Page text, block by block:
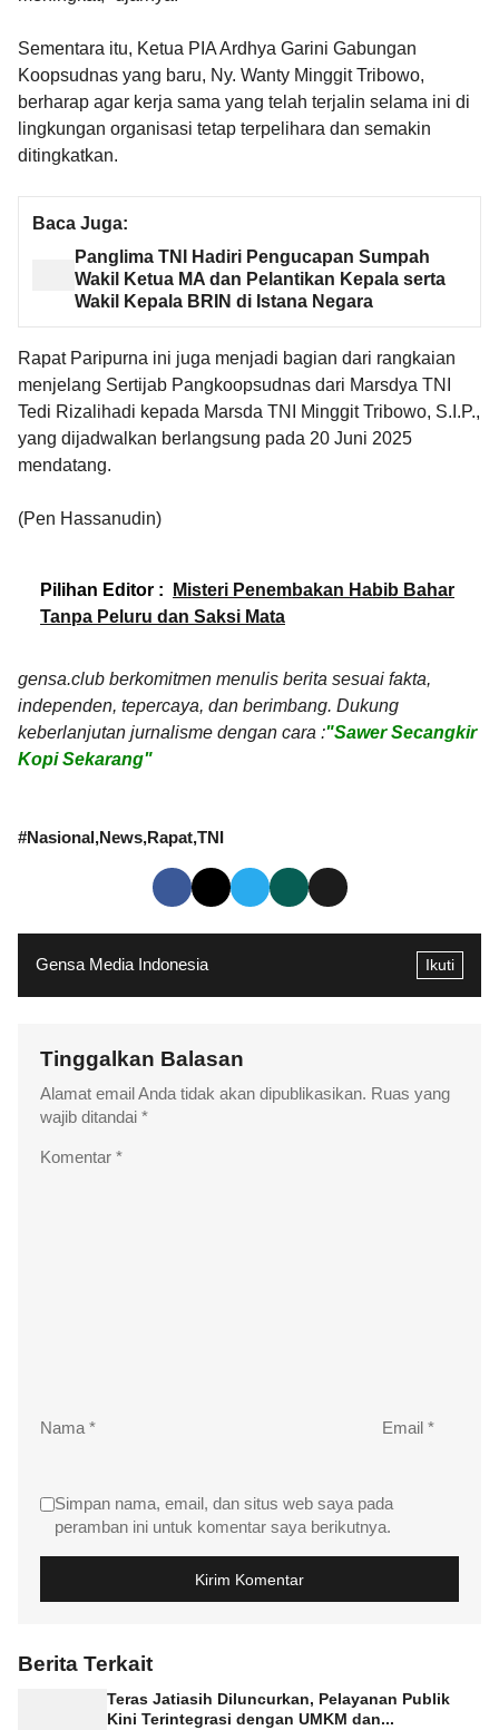
Sementara itu, Ketua PIA Ardhya Garini Gabungan
Koopsudnas yang baru, Ny. Wanty Minggit Tribowo,
berharap agar kerja sama yang telah terjalin selama ini di
lingkungan organisasi tetap terpelihara dan semakin
ditingkatkan.
Baca Juga:
Panglima TNI Hadiri Pengucapan Sumpah
Wakil Ketua MA dan Pelantikan Kepala serta
Wakil Kepala BRIN di Istana Negara
Rapat Paripurna ini juga menjadi bagian dari rangkaian
menjelang Sertijab Pangkoopsudnas dari Marsdya TNI
Tedi Rizalihadi kepada Marsda TNI Minggit Tribowo, S.I.P.,
yang dijadwalkan berlangsung pada 20 Juni 2025
mendatang.
(Pen Hassanudin)
Pilihan Editor :
Misteri Penembakan Habib Bahar
Tanpa Peluru dan Saksi Mata
gensa.club berkomitmen menulis berita sesuai fakta,
independen, tepercaya, dan berimbang. Dukung
keberlanjutan jurnalisme dengan cara :"Sawer Secangkir
Kopi Sekarang"
#Nasional News Rapat TNI
Gensa Media Indonesia Ikuti
Tinggalkan Balasan
Alamat email Anda tidak akan dipublikasikan. Ruas yang
wajib ditandai *
Komentar *
Nama * Email *
Simpan nama, email, dan situs web saya pada
peramban ini untuk komentar saya berikutnya.
Berita Terkait
Teras Jatiasih Diluncurkan, Pelayanan Publik
Kini Terintegrasi dengan UMKM dan...